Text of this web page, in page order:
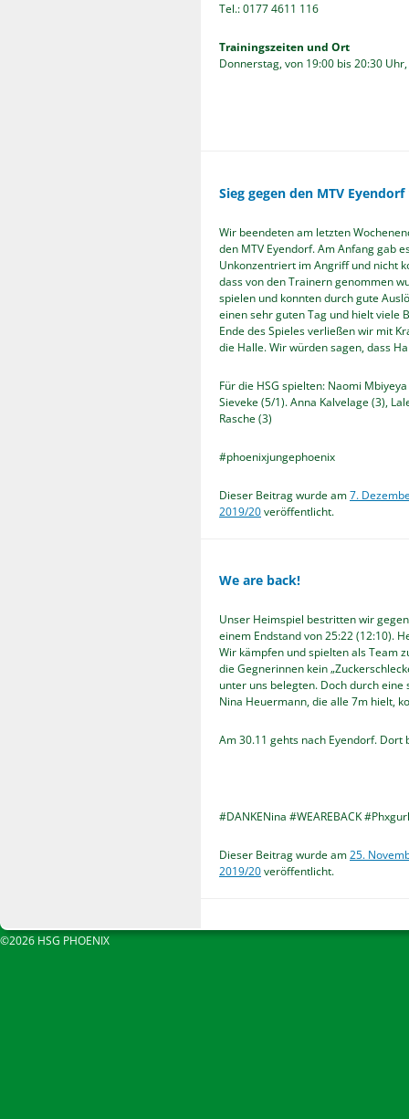
Tel.: 0177 4611 116
Trainingszeiten und Ort
Donnerstag, von 19:00 bis 20:30
Sieg gegen den MTV Eyendorf
Wir beendeten am letzten
den MTV Eyendorf. Am Anfang gab
Unkonzentriert im Angriff und nicht
dass von den Trainern genommen
spielen und konnten durch gute
einen sehr guten Tag und hielt viele
Ende des Spieles verließen wir mit
die Halle. Wir würden sagen, dass
Für die HSG spielten: Naomi
Sieveke (5/1). Anna Kalvelage (3),
Rasche (3)
#phoenixjungephoenix
Dieser Beitrag wurde am7.
2019/20veröffentlicht.
We are back!
Unser Heimspiel bestritten wir
einem Endstand von 25:22 (12:10).
Wir kämpfen und spielten als Team
die Gegnerinnen kein
unter uns belegten. Doch durch
Nina Heuermann, die alle 7m hielt,
Am 30.11 gehts nach Eyendorf.
#DANKENina #WEAREBACK
Dieser Beitrag wurde am25.
2019/20veröffentlicht.
©2026 HSG PHOENIX